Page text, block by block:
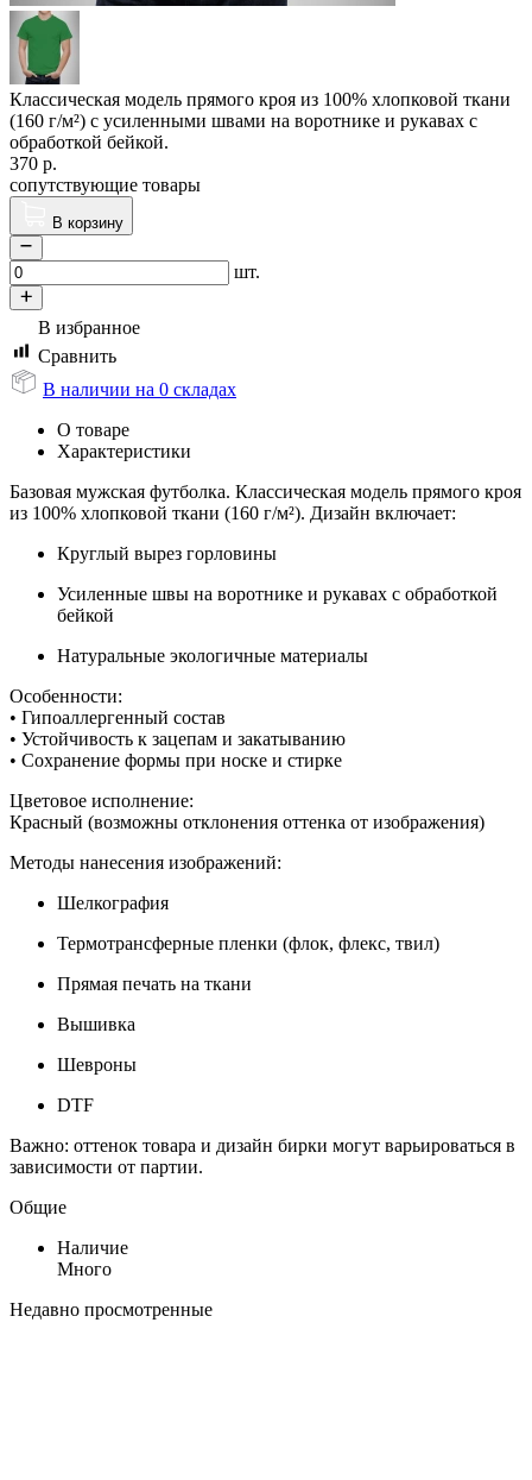
Классическая модель прямого кроя из 100% хлопковой ткани
(160 г/м²) с усиленными швами на воротнике и рукавах с
обработкой бейкой.
370 р.
сопутствующие товары
В корзину
шт.
В избранное
Сравнить
В наличии на 0 складах
О товаре
Характеристики
Базовая мужская футболка. Классическая модель прямого кроя
из 100% хлопковой ткани (160 г/м²). Дизайн включает:
Круглый вырез горловины
Усиленные швы на воротнике и рукавах с обработкой
бейкой
Натуральные экологичные материалы
Особенности:
• Гипоаллергенный состав
• Устойчивость к зацепам и закатыванию
• Сохранение формы при носке и стирке
Цветовое исполнение:
Красный (возможны отклонения оттенка от изображения)
Методы нанесения изображений:
Шелкография
Термотрансферные пленки (флок, флекс, твил)
Прямая печать на ткани
Вышивка
Шевроны
DTF
Важно: оттенок товара и дизайн бирки могут варьироваться в
зависимости от партии.
Общие
Наличие
Много
Недавно просмотренные